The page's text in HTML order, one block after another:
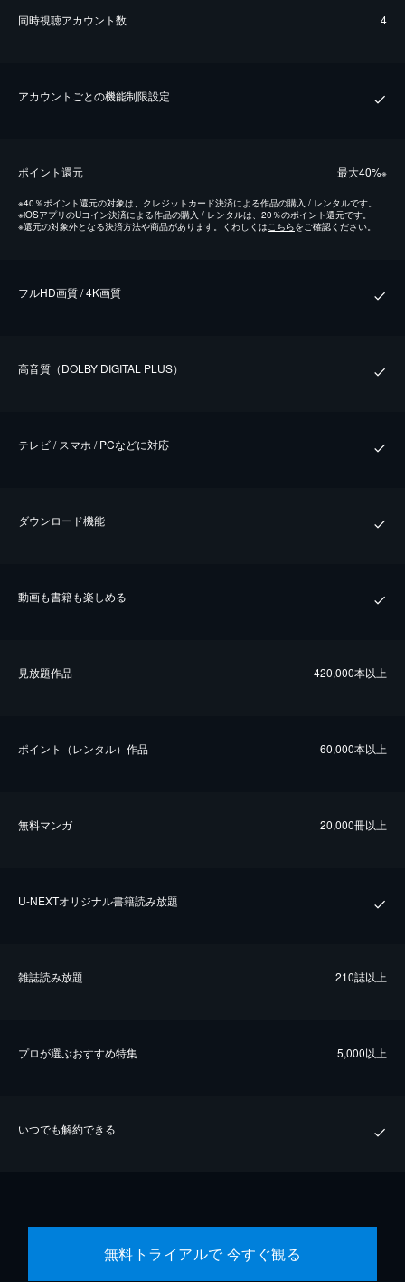
同時視聴アカウント数 4
アカウントごとの機能制限設定
ポイント還元 最⼤40%※
※40％ポイント還元の対象は、クレジットカード決済による作品の購入 / レンタルです。
※iOSアプリのUコイン決済による作品の購入 / レンタルは、20％のポイント還元です。
※還元の対象外となる決済方法や商品があります。くわしくはこちらをご確認ください。
フルHD画質 / 4K画質
⾼⾳質（DOLBY DIGITAL PLUS）
テレビ / スマホ / PCなどに対応
ダウンロード機能
動画も書籍も楽しめる
⾒放題作品 420,000本以上
ポイント（レンタル）作品 60,000本以上
無料マンガ 20,000冊以上
U-NEXTオリジナル書籍読み放題
雑誌読み放題 210誌以上
プロが選ぶおすすめ特集 5,000以上
いつでも解約できる
無料トライアルで 今すぐ観る